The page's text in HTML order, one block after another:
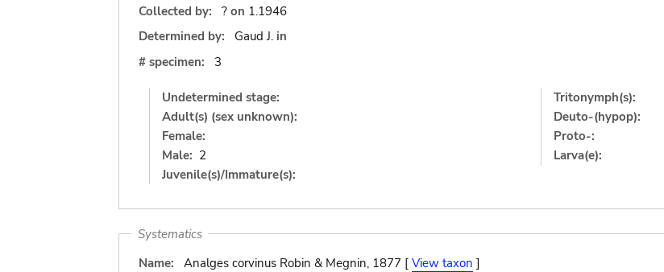
Collected by:
? on 1.1946
Determined by:
Gaud J. in
# specimen:
3
Undetermined stage:
Adult(s) (sex unknown):
Female:
Male: 2
Juvenile(s)/Immature(s):
Tritonymph(s):
Deuto-(hypop):
Proto-:
Larva(e):
Systematics
Name:
Analges corvinus Robin & Megnin, 1877 [ View taxon ]